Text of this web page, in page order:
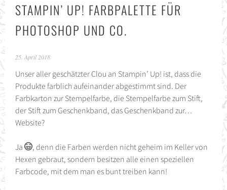
STAMPIN’ UP! FARBPALETTE FÜR
PHOTOSHOP UND CO.
25. April 2018
Unser aller geschätzter Clou an Stampin’ Up! ist, dass die
Produkte farblich aufeinander abgestimmt sind. Der
Farbkarton zur Stempelfarbe, die Stempelfarbe zum Stift,
der Stift zum Geschenkband, das Geschenkband zur…
Website?
Ja
, denn die Farben werden nicht geheim im Keller von
Hexen gebraut, sondern besitzen alle einen speziellen
Farbcode, mit dem man es bunt treiben kann!